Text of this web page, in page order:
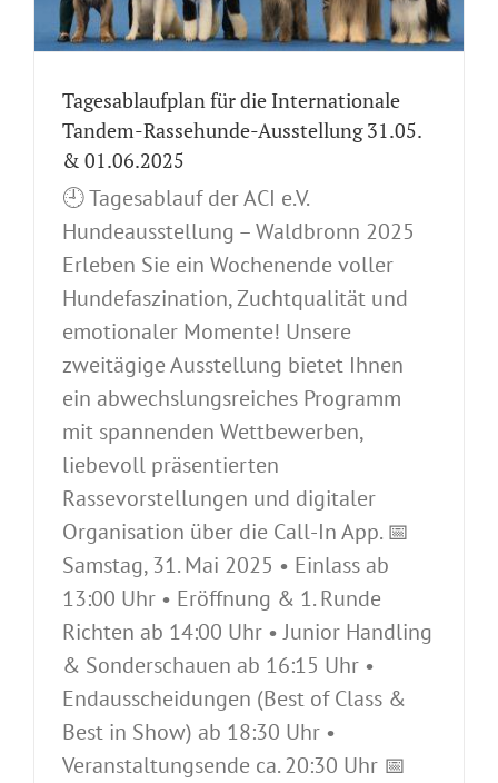
Tagesablaufplan für die Internationale
Tandem-Rassehunde-Ausstellung 31.05.
& 01.06.2025
🕘 Tagesablauf der ACI e.V.
Hundeausstellung – Waldbronn 2025
Erleben Sie ein Wochenende voller
Hundefaszination, Zuchtqualität und
emotionaler Momente! Unsere
zweitägige Ausstellung bietet Ihnen
ein abwechslungsreiches Programm
mit spannenden Wettbewerben,
liebevoll präsentierten
Rassevorstellungen und digitaler
Organisation über die Call-In App. 📅
Samstag, 31. Mai 2025 • Einlass ab
13:00 Uhr • Eröffnung & 1. Runde
Richten ab 14:00 Uhr • Junior Handling
& Sonderschauen ab 16:15 Uhr •
Endausscheidungen (Best of Class &
Best in Show) ab 18:30 Uhr •
Veranstaltungsende ca. 20:30 Uhr 📅